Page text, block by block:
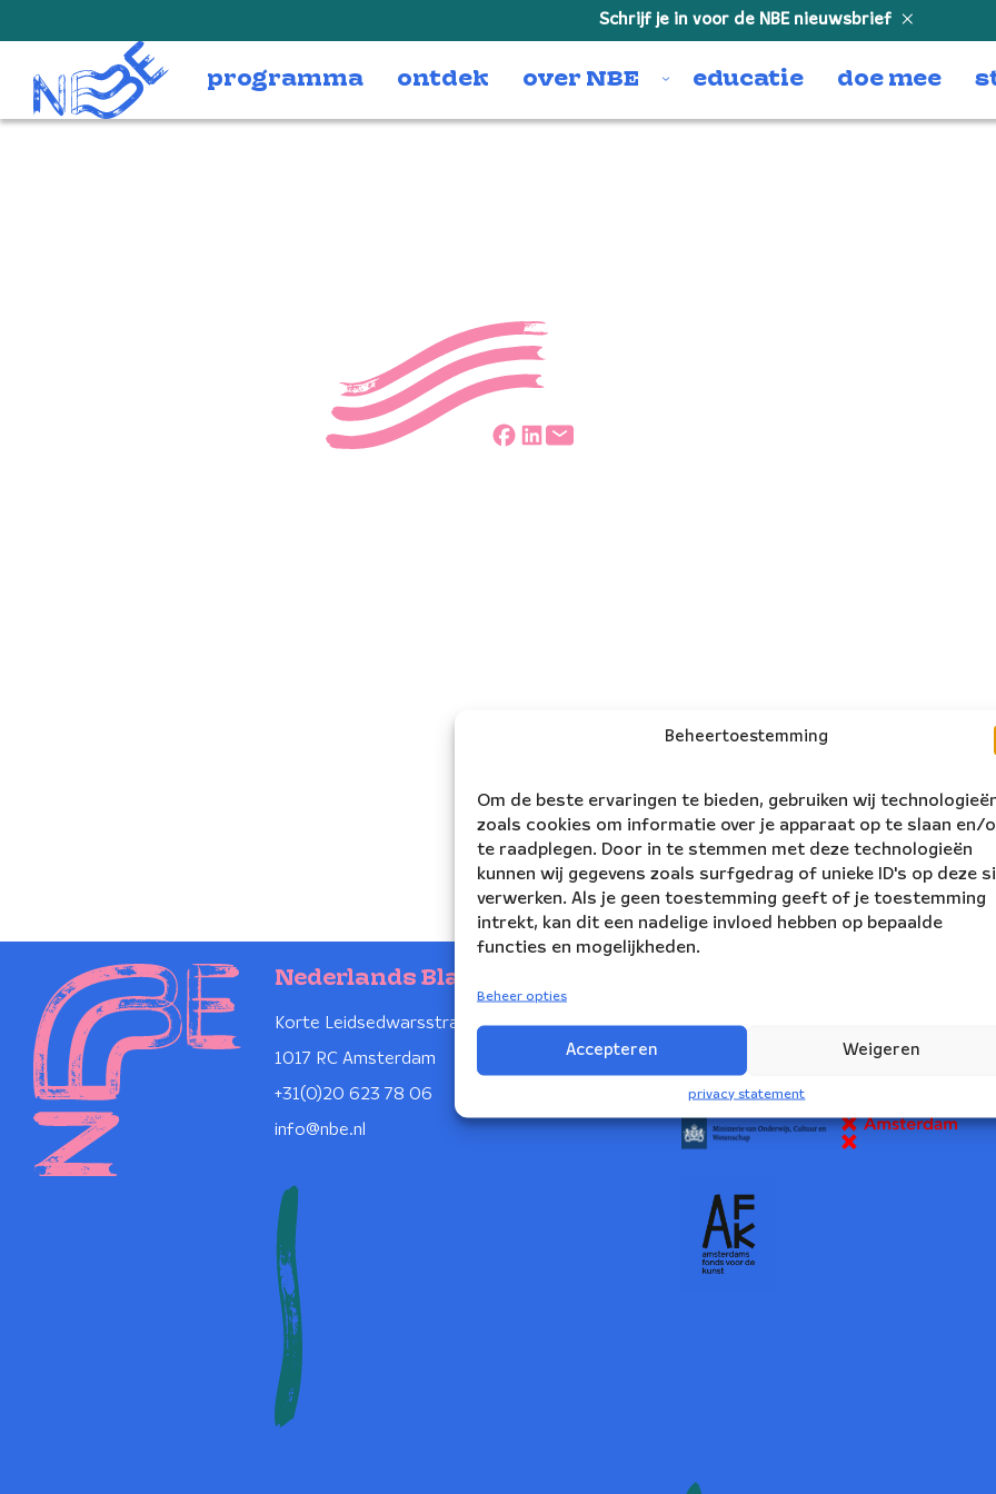
Beheertoestemming
Om de beste ervaringen te bieden, gebruiken wij
zoals cookies om informatie over je apparaat op te slaan en/
te raadplegen. Door in te stemmen met deze technologieën
kunnen wij gegevens zoals surfgedrag of unieke ID's op deze
verwerken. Als je geen toestemming geeft of je toestemming
intrekt, kan dit een nadelige invloed hebben op bepaalde
functies en mogelijkheden.
Beheer opties
Accepteren Weigeren
privacy statement
Schrijf je in voor de NBE nieuwsbrief
programma ontdek over NBE educatie doe mee
Nederlands Blazers Ensemble
Korte Leidsedwarsstraat 12
1017 RC Amsterdam
+31(0)20 623 78 06
info@nbe.nl
NBE wordt ondersteund door: